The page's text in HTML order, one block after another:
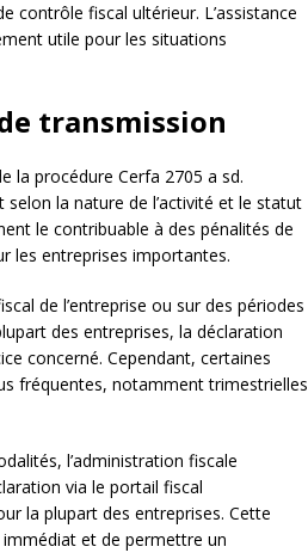
contrôle fiscal ultérieur. L’assistance
utile pour les situations
transmission
la procédure Cerfa 2705 a sd.
la nature de l’activité et le statut
le contribuable à des pénalités de
les entreprises importantes.
de l’entreprise ou sur des périodes
des entreprises, la déclaration
concerné. Cependant, certaines
fréquentes, notamment trimestrielles
l’administration fiscale
via le portail fiscal
la plupart des entreprises. Cette
et de permettre un